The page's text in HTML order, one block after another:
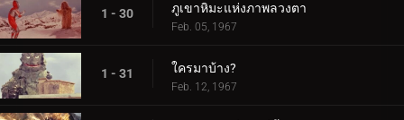
1 - 30 ภูเขาหิมะแห่งภาพลวงตา
Feb. 05, 1967
1 - 31 ใครมาบ้าง?
Feb. 12, 1967